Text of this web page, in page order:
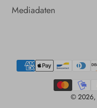
Mediadaten
© 2026,